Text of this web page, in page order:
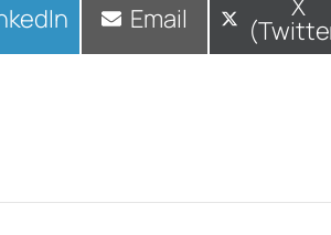
Compartir
Email en
X